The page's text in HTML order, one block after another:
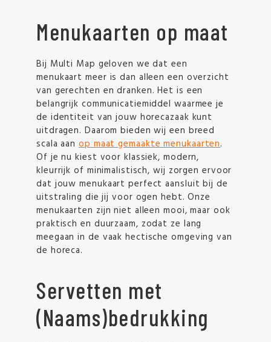
Menukaarten op maat
Bij Multi Map geloven we dat een
menukaart meer is dan alleen een overzicht
van gerechten en dranken. Het is een
belangrijk communicatiemiddel waarmee je
de identiteit van jouw horecazaak kunt
uitdragen. Daarom bieden wij een breed
scala aanop maat gemaakte menukaarten.
Of je nu kiest voor klassiek, modern,
kleurrijk of minimalistisch, wij zorgen ervoor
dat jouw menukaart perfect aansluit bij de
uitstraling die jij voor ogen hebt. Onze
menukaarten zijn niet alleen mooi, maar ook
praktisch en duurzaam, zodat ze lang
meegaan in de vaak hectische omgeving van
de horeca.
Servetten met
(Naams)bedrukking